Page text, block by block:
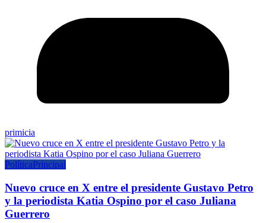
primicia
PolíticaPrincipal
Nuevo cruce en X entre el presidente Gustavo Petro
y la periodista Katia Ospino por el caso Juliana
Guerrero